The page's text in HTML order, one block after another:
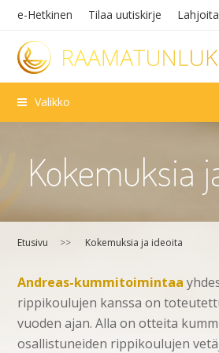
e-Hetkinen Tilaa uutiskirje Lahjoita
Valikko
Kokemuksia
Etusivu >> Kokemuksia ja ideoita
Andreas-kummitoimintaa
rippikoulujen kanssa on
vuoden ajan. Alla on otteita
osallistuneiden rippikoulujen